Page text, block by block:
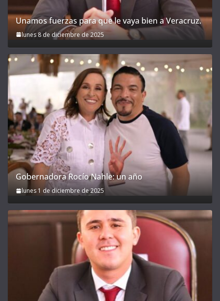
Unamos fuerzas para que le vaya bien a Veracruz.
lunes 8 de diciembre de 2025
Gobernadora Rocío Nahle: un año
lunes 1 de diciembre de 2025